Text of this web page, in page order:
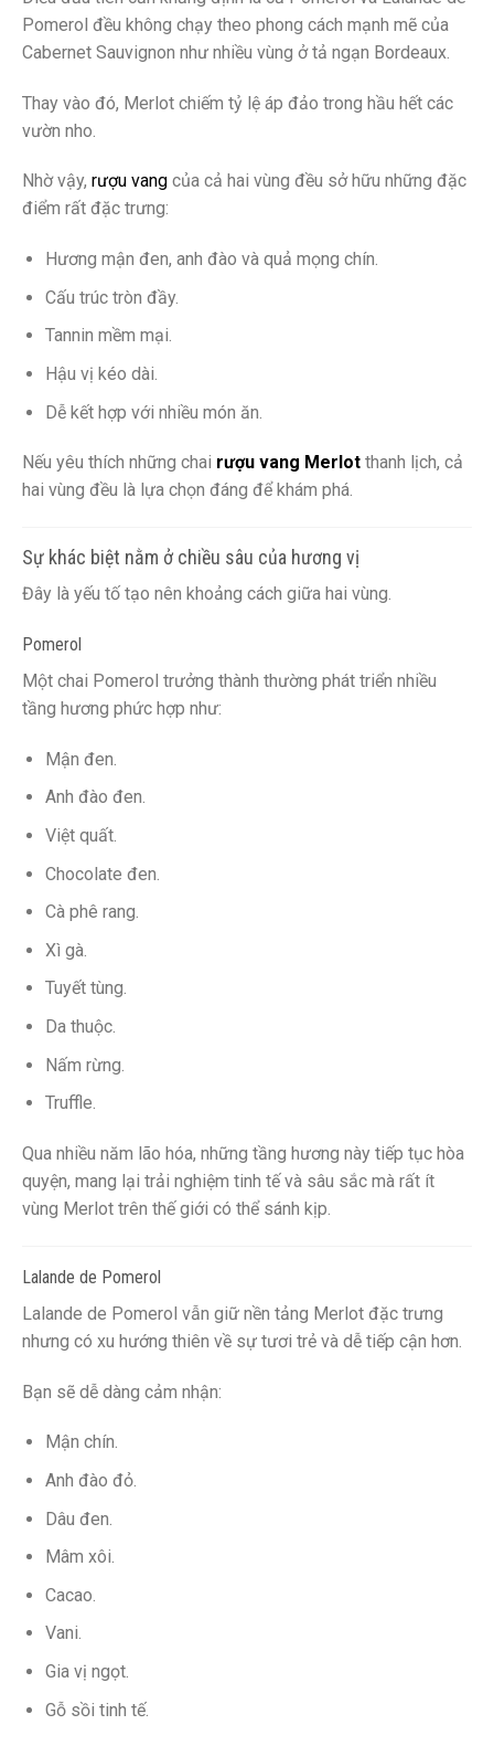
Pomerol đều không chạy theo phong cách mạnh mẽ của
Cabernet Sauvignon như nhiều vùng ở tả ngạn Bordeaux.
Thay vào đó, Merlot chiếm tỷ lệ áp đảo trong hầu hết các
vườn nho.
Nhờ vậy, rượu vang của cả hai vùng đều sở hữu những đặc
điểm rất đặc trưng:
Hương mận đen, anh đào và quả mọng chín.
Cấu trúc tròn đầy.
Tannin mềm mại.
Hậu vị kéo dài.
Dễ kết hợp với nhiều món ăn.
Nếu yêu thích những chai rượu vang Merlot thanh lịch, cả
hai vùng đều là lựa chọn đáng để khám phá.
Sự khác biệt nằm ở chiều sâu của hương vị
Đây là yếu tố tạo nên khoảng cách giữa hai vùng.
Pomerol
Một chai Pomerol trưởng thành thường phát triển nhiều
tầng hương phức hợp như:
Mận đen.
Anh đào đen.
Việt quất.
Chocolate đen.
Cà phê rang.
Xì gà.
Tuyết tùng.
Da thuộc.
Nấm rừng.
Truffle.
Qua nhiều năm lão hóa, những tầng hương này tiếp tục hòa
quyện, mang lại trải nghiệm tinh tế và sâu sắc mà rất ít
vùng Merlot trên thế giới có thể sánh kịp.
Lalande de Pomerol
Lalande de Pomerol vẫn giữ nền tảng Merlot đặc trưng
nhưng có xu hướng thiên về sự tươi trẻ và dễ tiếp cận hơn.
Bạn sẽ dễ dàng cảm nhận:
Mận chín.
Anh đào đỏ.
Dâu đen.
Mâm xôi.
Cacao.
Vani.
Gia vị ngọt.
Gỗ sồi tinh tế.